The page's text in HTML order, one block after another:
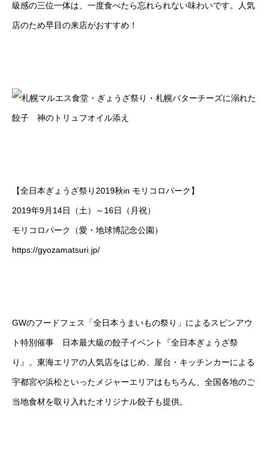
級感の三位一体は、一度食べたら忘れられない味わいです。人気
店のため早目の来店がおすすめ！
【全日本ぎょうざ祭り2019秋in モリコロパーク】
2019年9月14日（土）～16日（月祝）
モリコロパーク（愛・地球博記念公園）
https://gyozamatsuri.jp/
GWのフードフェス「全日本うまいもの祭り」によるスピンアウ
ト特別催事 日本最大級の餃子イベント『全日本ぎょうざ祭
り』。東海エリアの人気店をはじめ、屋台・キッチンカーによる
宇都宮や浜松といったメジャーエリアはもちろん、全国各地のご
当地食材を取り入れたオリジナル餃子も提供。